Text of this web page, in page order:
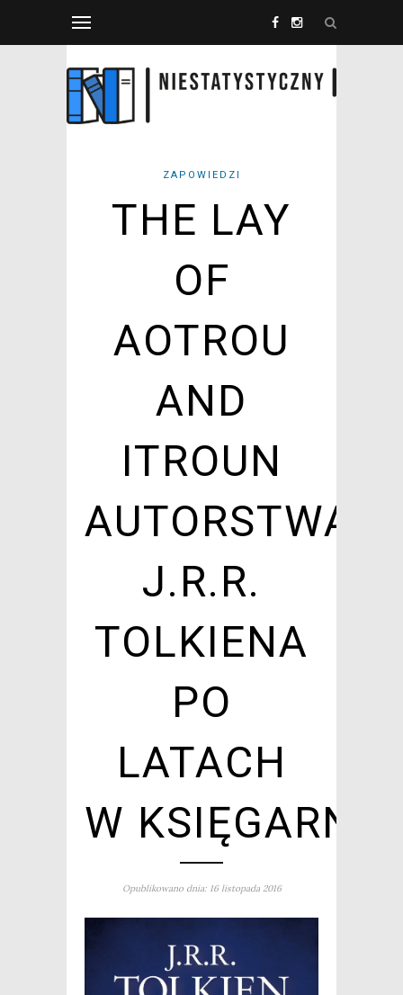
ZAPOWIEDZI
THE LAY
OF
AOTROU
AND
ITROUN
AUTORSTWA
J.R.R.
TOLKIENA
PO
LATACH
W
Opublikowano dnia: 16 listopada 2016